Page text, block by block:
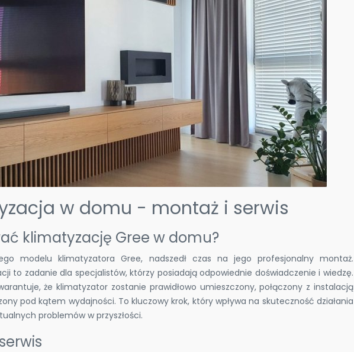
w domu - montaż i serwis
klimatyzację Gree w domu?
modelu klimatyzatora Gree, nadszedł czas na jego profesjonalny montaż.
to zadanie dla specjalistów, którzy posiadają odpowiednie doświadczenie i wiedzę.
że klimatyzator zostanie prawidłowo umieszczony, połączony z instalacją
pod kątem wydajności. To kluczowy krok, który wpływa na skuteczność działania
problemów w przyszłości.